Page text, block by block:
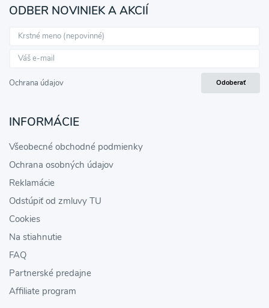
ODBER NOVINIEK A AKCIÍ
Ochrana údajov Odoberať
INFORMÁCIE
Všeobecné obchodné podmienky
Ochrana osobných údajov
Reklamácie
Odstúpiť od zmluvy TU
Cookies
Na stiahnutie
FAQ
Partnerské predajne
Affiliate program